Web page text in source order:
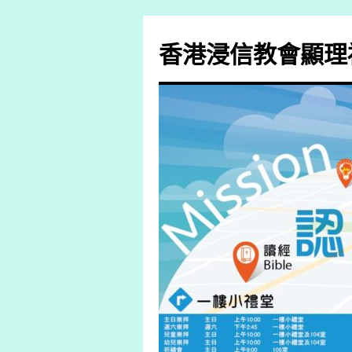
香港浸信教會顯